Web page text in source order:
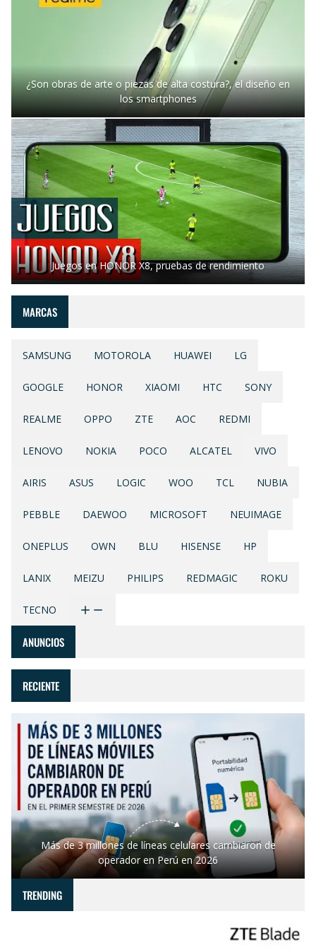
¿Son obras de arte o piezas de alta costura?, el diseño en
los smartphones
Juegos en HONOR X8, pruebas de rendimiento
MARCAS
SAMSUNG MOTOROLA HUAWEI LG
GOOGLE HONOR XIAOMI HTC SONY
REALME OPPO ZTE AOC REDMI
LENOVO NOKIA POCO ALCATEL VIVO
AIRIS ASUS LOGIC WOO TCL NUBIA
PEBBLE DAEWOO MICROSOFT NEUIMAGE
ONEPLUS OWN BLU HISENSE HP
LANIX MEIZU PHILIPS REDMAGIC ROKU
TECNO
ANUNCIOS
RECIENTE
Más de 3 millones de líneas celulares cambiaron de
operador en Perú en 2026
TRENDING